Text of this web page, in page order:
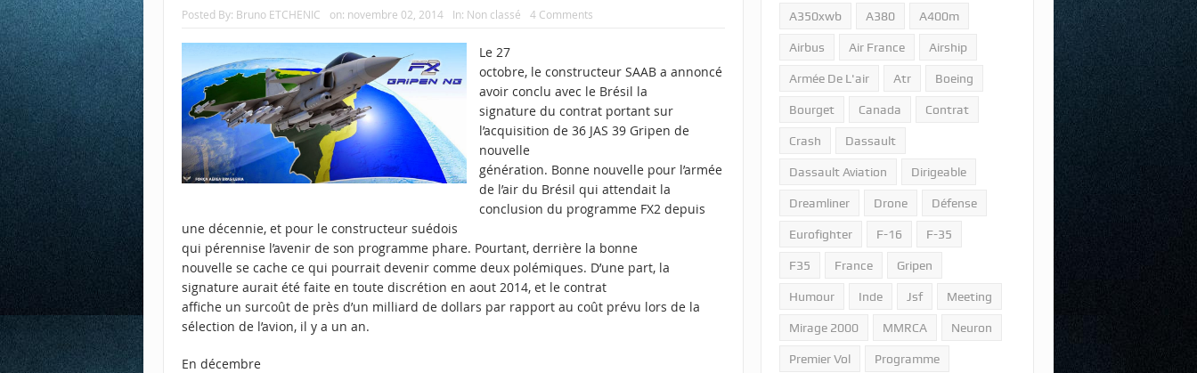
Posted By: Bruno ETCHENIC on: novembre 02, 2014 In: Non classé 4 Comments
Le 27
octobre, le constructeur SAAB a annoncé
avoir conclu avec le Brésil la
signature du contrat portant sur
l’acquisition de 36 JAS 39 Gripen de
nouvelle
génération. Bonne nouvelle pour l’armée
de l’air du Brésil qui attendait la
conclusion du programme FX2 depuis
une décennie, et pour le constructeur suédois
qui pérennise l’avenir de son programme phare. Pourtant, derrière la bonne
nouvelle se cache ce qui pourrait devenir comme deux polémiques. D’une part, la
signature aurait été faite en toute discrétion en aout 2014, et le contrat
affiche un surcoût de près d’un milliard de dollars par rapport au coût prévu lors de la
sélection de l’avion, il y a un an.
En décembre
A350xwb A380 A400m
Airbus Air France Airship
Armée De L'air Atr Boeing
Bourget Canada Contrat
Crash Dassault
Dassault Aviation Dirigeable
Dreamliner Drone Défense
Eurofighter F-16 F-35
F35 France Gripen
Humour Inde Jsf Meeting
Mirage 2000 MMRCA Neuron
Premier Vol Programme